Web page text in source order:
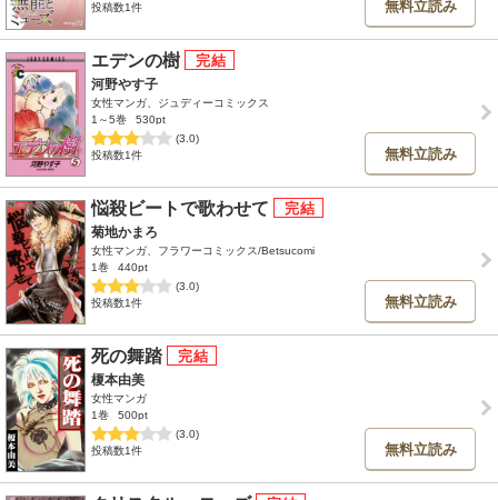
投稿数1件
無料立読み
エデンの樹
河野やす子
女性マンガ、ジュディーコミックス
1～5巻
530pt
(3.0)
投稿数1件
無料立読み
悩殺ビートで歌わせて
菊地かまろ
女性マンガ、フラワーコミックス/Betsucomi
1巻
440pt
(3.0)
投稿数1件
無料立読み
死の舞踏
榎本由美
女性マンガ
1巻
500pt
(3.0)
投稿数1件
無料立読み